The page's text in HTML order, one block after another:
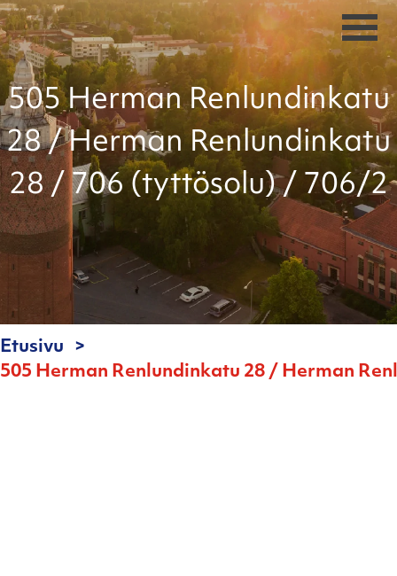
505 Herman Renlundinkatu
28 / Herman Renlundinkatu
28 / 706 (tyttösolu) / 706/2
Etusivu
505 Herman Renlundinkatu 28 / Herman